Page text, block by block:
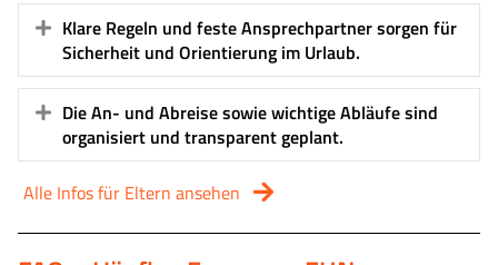
Expand
Klare Regeln und feste Ansprechpartner sorgen für
Sicherheit und Orientierung im Urlaub.
Expand
Die An- und Abreise sowie wichtige Abläufe sind
organisiert und transparent geplant.
Alle Infos für Eltern ansehen